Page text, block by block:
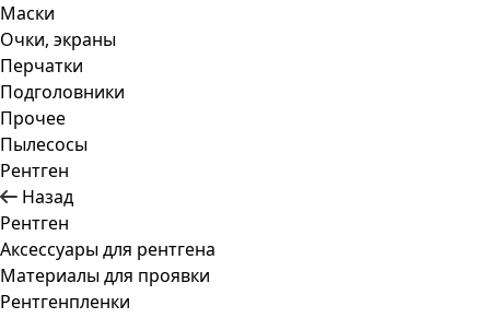
Маски
Очки, экраны
Перчатки
Подголовники
Прочее
Пылесосы
Рентген
Назад
Рентген
Аксессуары для рентгена
Материалы для проявки
Рентгенпленки